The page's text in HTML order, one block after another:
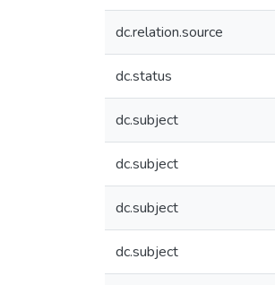
dc.relation.source
dc.status
dc.subject
dc.subject
dc.subject
dc.subject